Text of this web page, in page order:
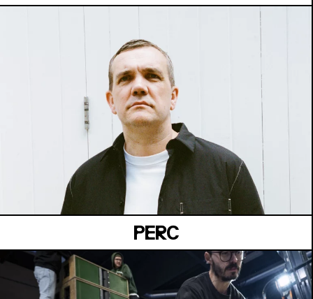
PERC
MANOIR DE KEROUAL
Samedi 04 juillet